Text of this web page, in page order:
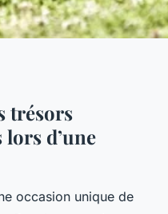
: Plongée
trésors
d’une
occasion unique de